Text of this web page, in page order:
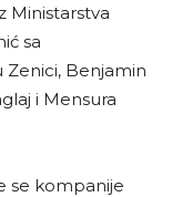
Ministarstva
sa
Benjamin
i Mensura
se kompanije